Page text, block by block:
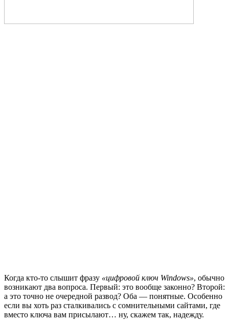
Когда кто-то слышит фразу «цифровой ключ Windows», обычно
возникают два вопроса. Первый: это вообще законно? Второй:
а это точно не очередной развод? Оба — понятные. Особенно
если вы хоть раз сталкивались с сомнительными сайтами, где
вместо ключа вам присылают… ну, скажем так, надежду.